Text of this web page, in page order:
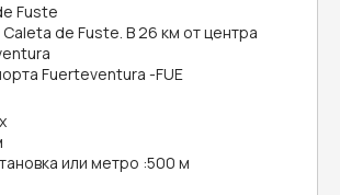
Fuste
Caleta de Fuste. В 26 км от центра
Fuerteventura -FUE
или метро :500 м